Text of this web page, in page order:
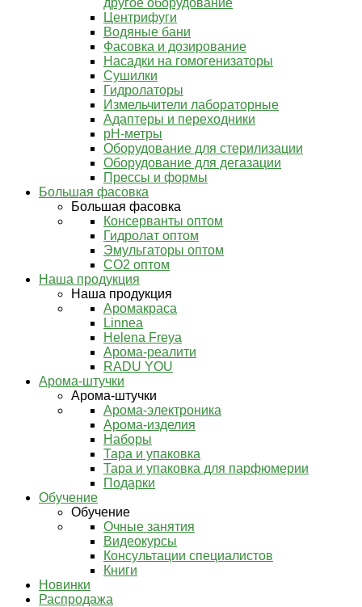
другое оборудование
Центрифуги
Водяные бани
Фасовка и дозирование
Насадки на гомогенизаторы
Сушилки
Гидролаторы
Измельчители лабораторные
Адаптеры и переходники
pH-метры
Оборудование для стерилизации
Оборудование для дегазации
Прессы и формы
Большая фасовка
Большая фасовка
Консерванты оптом
Гидролат оптом
Эмульгаторы оптом
СО2 оптом
Наша продукция
Наша продукция
Аромакраса
Linnea
Helena Freya
Арома-реалити
RADU YOU
Арома-штучки
Арома-штучки
Арома-электроника
Арома-изделия
Наборы
Тара и упаковка
Тара и упаковка для парфюмерии
Подарки
Обучение
Обучение
Очные занятия
Видеокурсы
Консультации специалистов
Книги
Новинки
Распродажа